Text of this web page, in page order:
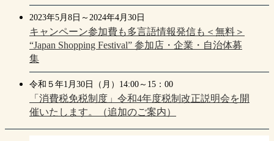
2023年5月8日～2024年4月30日
キャンペーン参加費も多言語情報発信も＜無料＞
“Japan Shopping Festival” 参加店・企業・自治体募
集
令和５年1月30日（月）14:00～15：00
「消費税免税制度」令和4年度税制改正説明会を開
催いたします。（追加のご案内）